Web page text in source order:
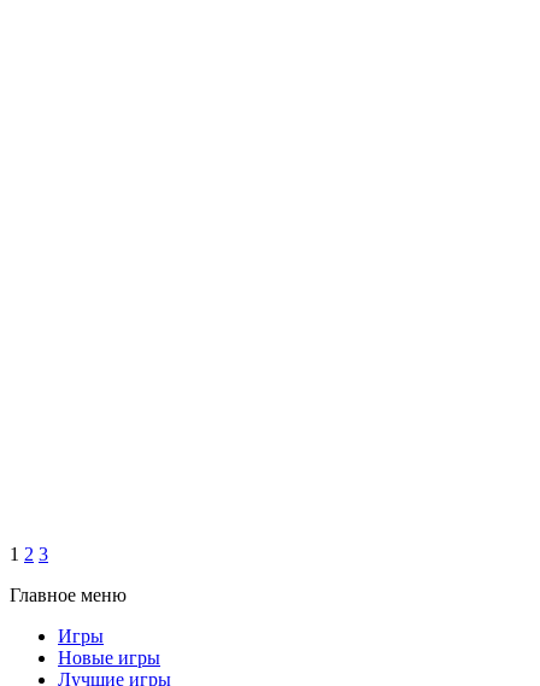
1 2 3
Главное меню
Игры
Новые игры
Лучшие игры